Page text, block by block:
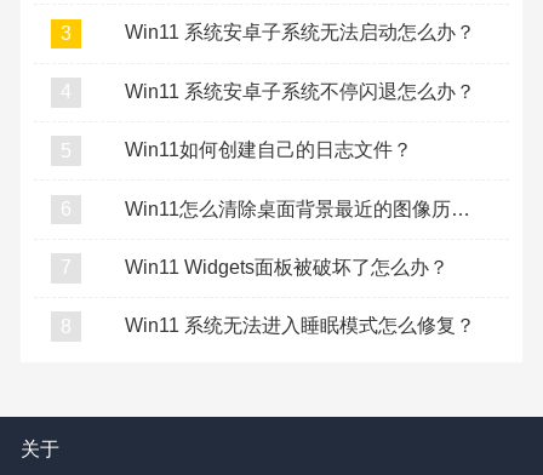
3 Win11 系统安卓子系统无法启动怎么办？
4 Win11 系统安卓子系统不停闪退怎么办？
5 Win11如何创建自己的日志文件？
6 Win11怎么清除桌面背景最近的图像历史记录？
7 Win11 Widgets面板被破坏了怎么办？
8 Win11 系统无法进入睡眠模式怎么修复？
关于